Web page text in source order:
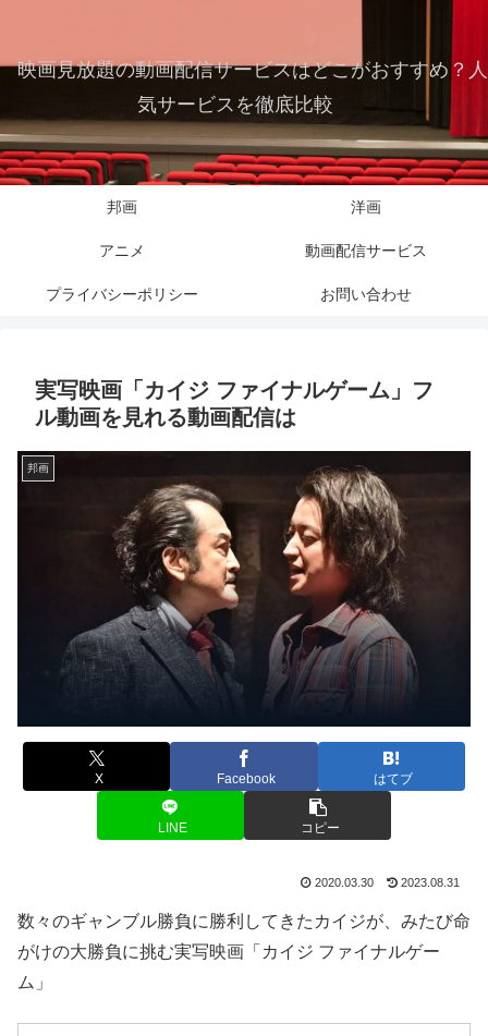
映画見放題の動画配信サービスはどこがおすすめ？人
気サービスを徹底比較
邦画 洋画
アニメ 動画配信サービス
プライバシーポリシー お問い合わせ
実写映画「カイジ ファイナルゲーム」フ
ル動画を見れる動画配信は
邦画
X Facebook はてブ
LINE コピー
2020.03.30 2023.08.31
数々のギャンブル勝負に勝利してきたカイジが、みたび命
がけの大勝負に挑む実写映画「カイジ ファイナルゲー
ム」